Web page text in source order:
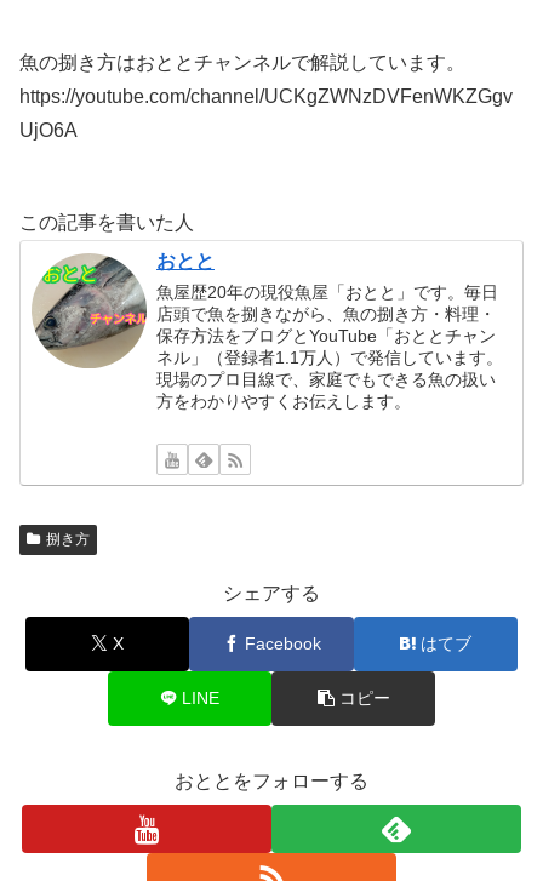
魚の捌き方はおととチャンネルで解説しています。
https://youtube.com/channel/UCKgZWNzDVFenWKZGgv
UjO6A
この記事を書いた人
おとと
魚屋歴20年の現役魚屋「おとと」です。毎日
店頭で魚を捌きながら、魚の捌き方・料理・
保存方法をブログとYouTube「おととチャン
ネル」（登録者1.1万人）で発信しています。
現場のプロ目線で、家庭でもできる魚の扱い
方をわかりやすくお伝えします。
捌き方
シェアする
X Facebook はてブ
LINE コピー
おととをフォローする